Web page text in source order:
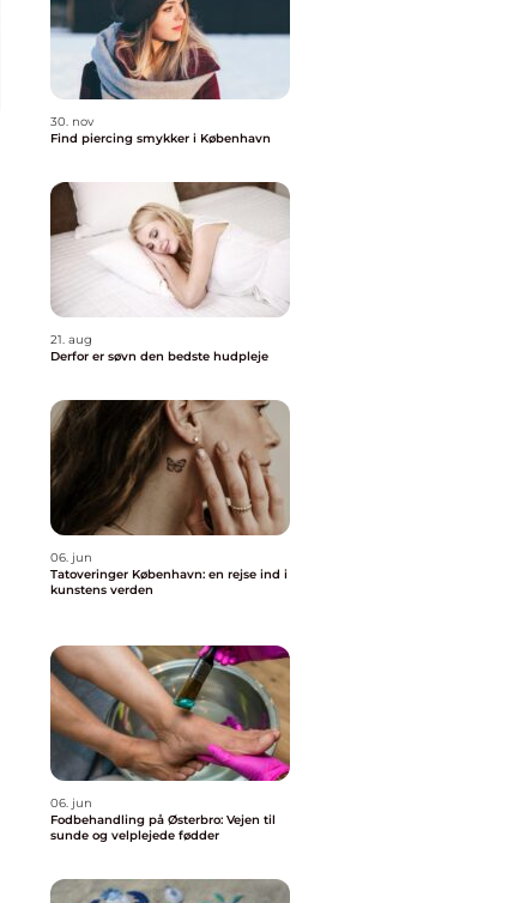
30. nov
Find piercing smykker i København
21. aug
Derfor er søvn den bedste hudpleje
06. jun
Tatoveringer København: en rejse ind i
kunstens verden
06. jun
Fodbehandling på Østerbro: Vejen til
sunde og velplejede fødder